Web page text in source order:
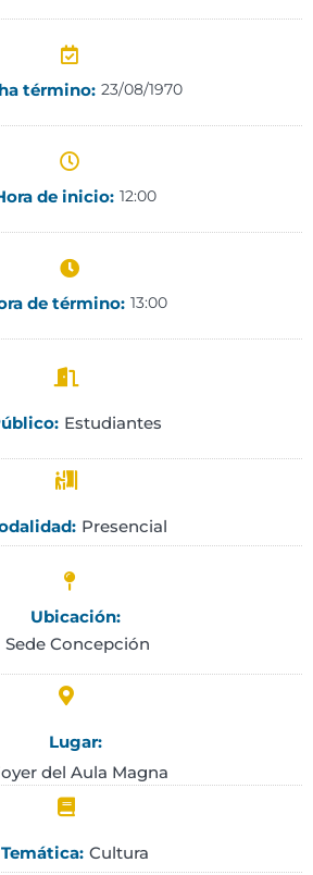
término: 23/08/1970
de inicio: 12:00
de término: 13:00
Estudiantes
Presencial
Ubicación:
Sede Concepción
Lugar:
del Aula Magna
Temática: Cultura